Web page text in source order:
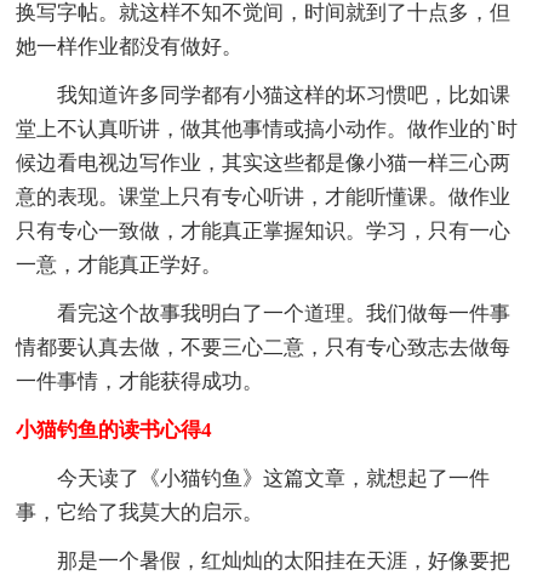
换写字帖。就这样不知不觉间，时间就到了十点多，但
她一样作业都没有做好。
我知道许多同学都有小猫这样的坏习惯吧，比如课
堂上不认真听讲，做其他事情或搞小动作。做作业的`时
候边看电视边写作业，其实这些都是像小猫一样三心两
意的表现。课堂上只有专心听讲，才能听懂课。做作业
只有专心一致做，才能真正掌握知识。学习，只有一心
一意，才能真正学好。
看完这个故事我明白了一个道理。我们做每一件事
情都要认真去做，不要三心二意，只有专心致志去做每
一件事情，才能获得成功。
小猫钓鱼的读书心得4
今天读了《小猫钓鱼》这篇文章，就想起了一件
事，它给了我莫大的启示。
那是一个暑假，红灿灿的太阳挂在天涯，好像要把